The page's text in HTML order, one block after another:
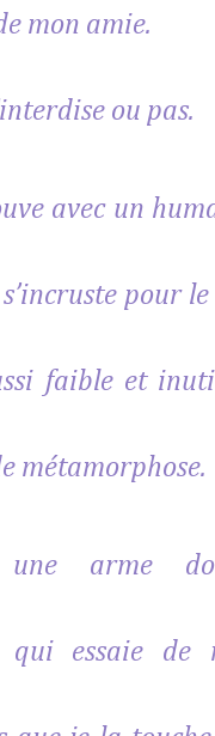
mon amie.
ou pas.
avec un
pour le
faible et
métamorphose.
une arme
qui essaie